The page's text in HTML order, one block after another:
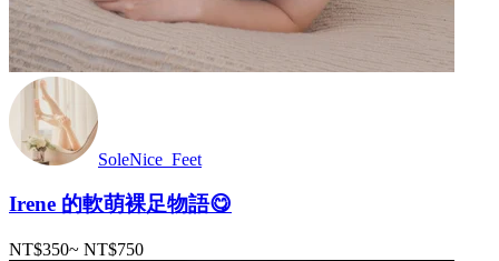
SoleNice_Feet
Irene 的軟萌裸足物語😋
NT$350~ NT$750